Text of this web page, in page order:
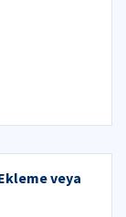
veya